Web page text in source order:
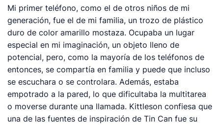
Mi primer teléfono, como el de otros niños de mi
generación, fue el de mi familia, un trozo de plástico
duro de color amarillo mostaza. Ocupaba un lugar
especial en mi imaginación, un objeto lleno de
potencial, pero, como la mayoría de los teléfonos de
entonces, se compartía en familia y puede que incluso
se escuchara o se controlara. Además, estaba
empotrado a la pared, lo que dificultaba la multitarea
o moverse durante una llamada. Kittleson confiesa que
una de las fuentes de inspiración de Tin Can fue su